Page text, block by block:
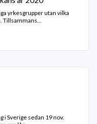
yrkesgrupper utan vilka
i Sverige sedan 19 nov.